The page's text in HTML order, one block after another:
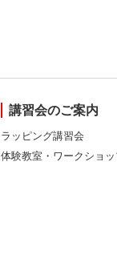
講習会のご案内
ラッピング講習会
体験教室・ワークショッ